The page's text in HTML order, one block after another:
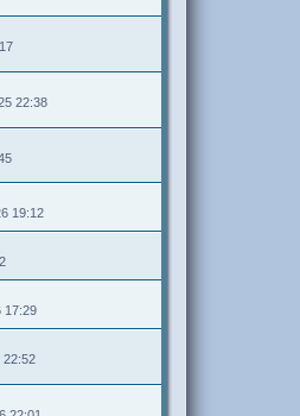
22:38
19:12
17:29
22:52